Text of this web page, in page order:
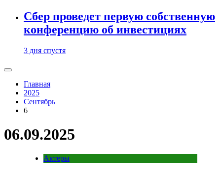
Сбер проведет первую собственную
конференцию об инвестициях
3 дня спустя
Главная
2025
Сентябрь
6
06.09.2025
Актеры